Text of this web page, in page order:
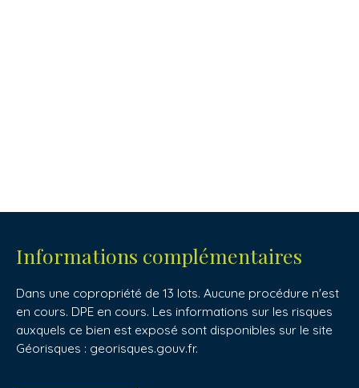
Informations complémentaires
Dans une copropriété de 13 lots. Aucune procédure n'est
en cours. DPE en cours. Les informations sur les risques
auxquels ce bien est exposé sont disponibles sur le site
Géorisques : georisques.gouv.fr.